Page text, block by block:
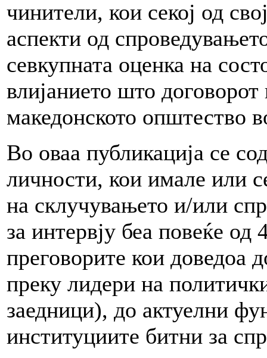
чинители, кои секој од
аспекти од
севкупната оценка на
влијанието што
македонското општество
Во оваа публикација се
личности, кои имале или
на склучувањето и/или
за интервју беа повеќе
преговорите кои доведоа
преку лидери на
заедници), до актуелни
институциите битни за